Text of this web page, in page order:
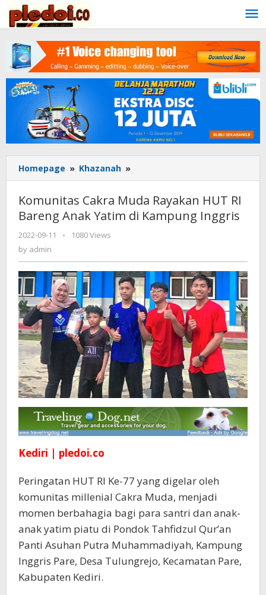
content
Homepage » Khazanah »
Cakra
Muda
Rayakan
HUT
di
Kampung
Inggris
Komunitas Cakra Muda Rayakan HUT RI
Bareng Anak Yatim di Kampung Inggris
2022-09-11
by
-
1080 Views
by admin
Kediri | pledoi.co
Peringatan HUT RI Ke-77 yang digelar oleh
komunitas millenial Cakra Muda, menjadi
momen berbahagia bagi para santri dan anak-
anak yatim piatu di Pondok Tahfidzul Qur’an
Panti Asuhan Putra Muhammadiyah, Kampung
Inggris Pare, Desa Tulungrejo, Kecamatan Pare,
Kabupaten Kediri.